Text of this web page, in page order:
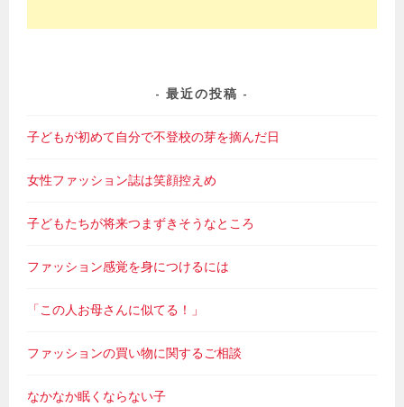
最近の投稿
子どもが初めて自分で不登校の芽を摘んだ日
女性ファッション誌は笑顔控えめ
子どもたちが将来つまずきそうなところ
ファッション感覚を身につけるには
「この人お母さんに似てる！」
ファッションの買い物に関するご相談
なかなか眠くならない子